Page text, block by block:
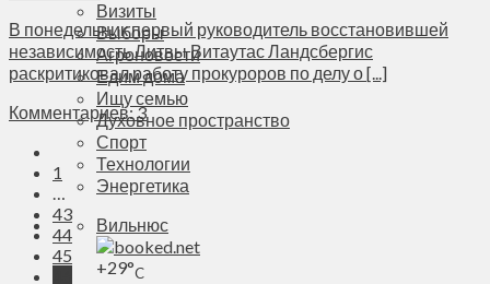
Визиты
Выборы
Агроновости
Едим дома
Ищу семью
Духовное пространство
Спорт
Технологии
Энергетика
Вильнюс
+29°C
В понедельник первый руководитель восстановившей
независимость Литвы Витаутас Ландсбергис
раскритиковал работу прокуроров по делу о [...]
Комментариев: 3
1
…
43
44
45